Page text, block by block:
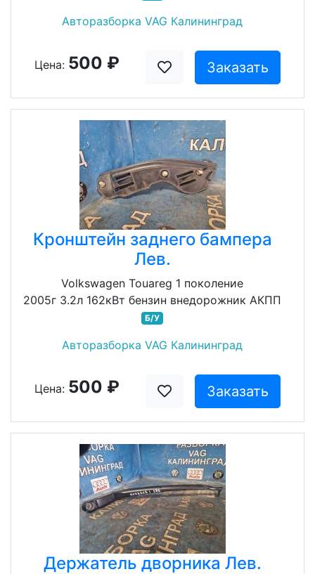
Авторазборка VAG Калининград
Цена: 500 ₽ Заказать
Кронштейн заднего бампера
Лев.
Volkswagen Touareg 1 поколение
2005г 3.2л 162кВт бензин внедорожник АКПП
Б/У
Авторазборка VAG Калининград
Цена: 500 ₽ Заказать
Держатель дворника Лев.